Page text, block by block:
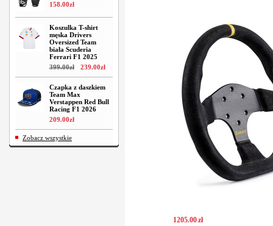
158.00zł
Koszulka T-shirt
męska Drivers
Oversized Team
biała Scuderia
Ferrari F1 2025
399.00zł 239.00zł
Czapka z daszkiem
Team Max
Verstappen Red Bull
Racing F1 2026
209.00zł
Zobacz wszystkie
1205.00zł